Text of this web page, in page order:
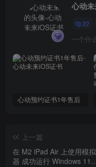
心动
22
一个
心动预约证书1年售后
上一篇
在 M2 iPad Air 上使用模拟
器 成功运行 Windows 11